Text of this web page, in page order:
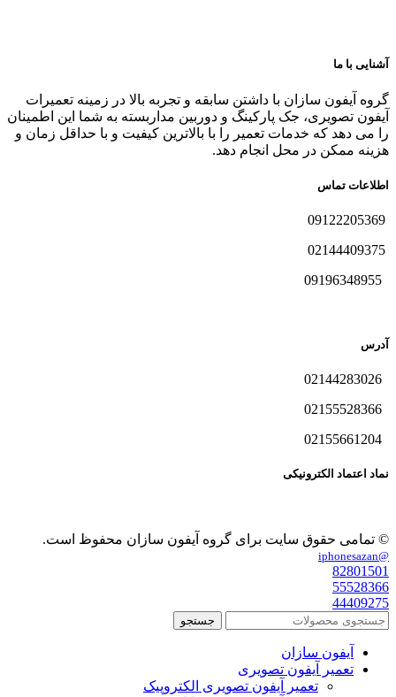
آشنایی با ما
گروه آیفون سازان با داشتن سابقه و تجربه بالا در زمینه تعمیرات
آیفون تصویری، جک پارکینگ و دوربین مداربسته به شما این اطمینان
را می دهد که خدمات تعمیر را با بالاترین کیفیت و با حداقل زمان و
هزینه ممکن در محل انجام دهد.
اطلاعات تماس
آدرس
نماد اعتماد الکترونیکی
© تمامی حقوق سایت برای گروه آیفون سازان محفوظ است.
@iphonesazan
82801501
55528366
44409275
جستجو
آیفون سازان
تعمیر آیفون تصویری
تعمیر آیفون تصویری الکتروپیک